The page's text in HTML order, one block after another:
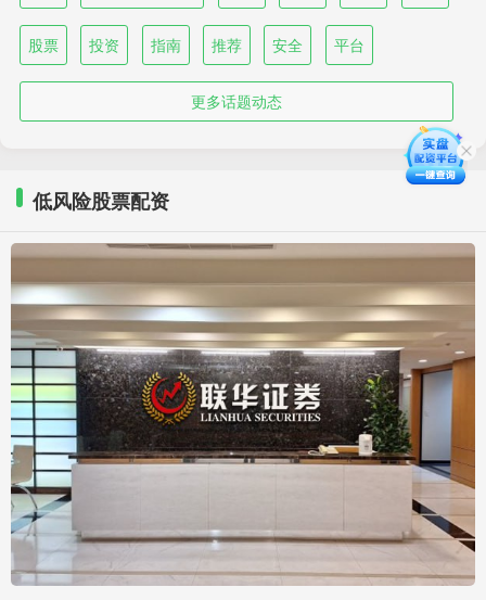
股票 投资 指南 推荐 安全 平台
更多话题动态
低风险股票配资